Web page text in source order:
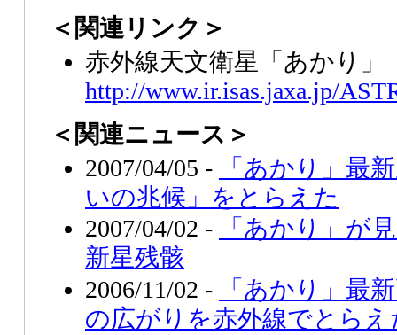
＜関連リンク＞
赤外線天文衛星「あかり」
http://www.ir.isas.jaxa.jp/
＜関連ニュース＞
2007/04/05 -
「あかり」最
いの兆候」をとらえた
2007/04/02 -
「あかり」が
新星残骸
2006/11/02 -
「あかり」最
の広がりを赤外線でとらえ